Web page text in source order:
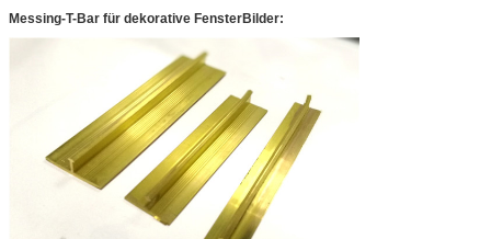
Messing-T-Bar für dekorative FensterBilder: